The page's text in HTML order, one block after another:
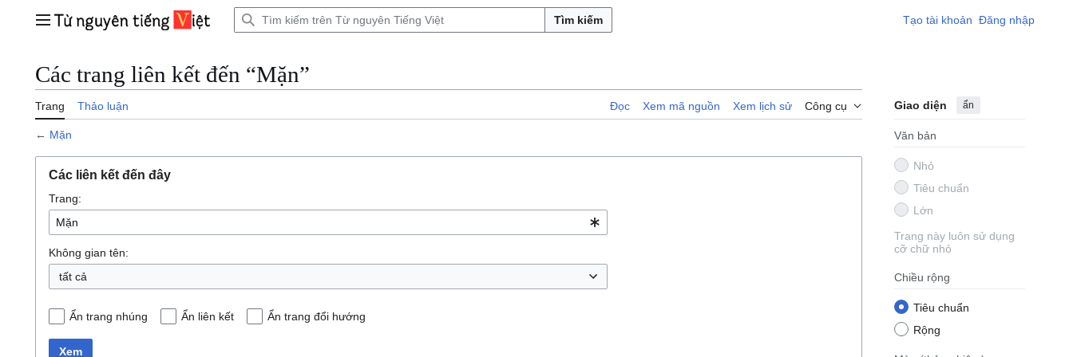
Trình đơn chính Tìm kiếm Tạo tài khoản Đăng nhập
Các trang liên kết đến “Mặn”
Trang Thảo luận Đọc Xem mã nguồn Xem lịch sử Công cụ Giao diện ẩn
Văn bản
Nhỏ
Tiêu chuẩn
Lớn
Trang này luôn sử dụng
cỡ chữ nhỏ
Chiều rộng
Tiêu chuẩn
Rộng
← Mặn
Các liên kết đến đây
Trang:
Không gian tên:
tất cả
Ẩn trang nhúng Ẩn liên kết Ẩn trang đổi hướng
Xem